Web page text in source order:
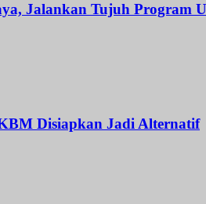
Jalankan Tujuh Program
Disiapkan Jadi Alternatif